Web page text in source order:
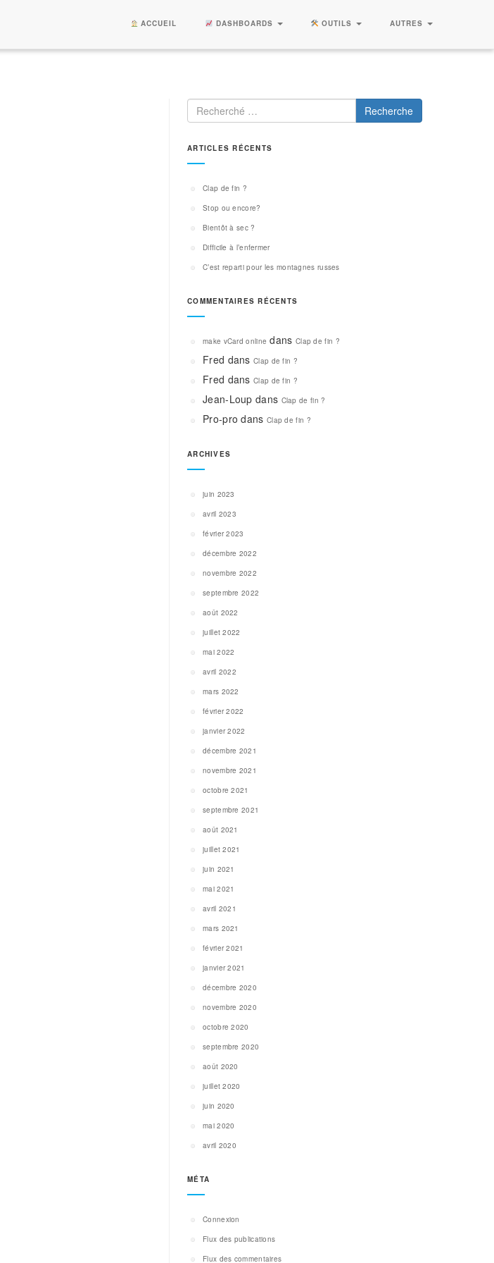
ACCUEIL DASHBOARDS OUTILS AUTRES
Recherche
ARTICLES RÉCENTS
Clap de fin ?
Stop ou encore?
Bientôt à sec ?
Difficile à l’enfermer
C’est reparti pour les montagnes russes
COMMENTAIRES RÉCENTS
make vCard online dans Clap de fin ?
Fred dansClap de fin ?
Fred dansClap de fin ?
Jean-Loup dans Clap de fin ?
Pro-pro dans Clap de fin ?
ARCHIVES
juin 2023
avril 2023
février 2023
décembre 2022
novembre 2022
septembre 2022
août 2022
juillet 2022
mai 2022
avril 2022
mars 2022
février 2022
janvier 2022
décembre 2021
novembre 2021
octobre 2021
septembre 2021
août 2021
juillet 2021
juin 2021
mai 2021
avril 2021
mars 2021
février 2021
janvier 2021
décembre 2020
novembre 2020
octobre 2020
septembre 2020
août 2020
juillet 2020
juin 2020
mai 2020
avril 2020
MÉTA
Connexion
Flux des publications
Flux des commentaires